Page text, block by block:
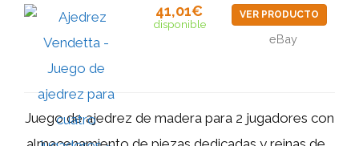
41,01€
disponible
VER PRODUCTO
eBay
Juego de ajedrez de madera para 2 jugadores con